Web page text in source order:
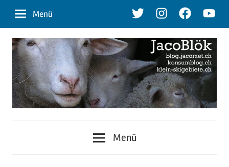
Inhalt
TwitterInstagramFacebook
Menü
Menü